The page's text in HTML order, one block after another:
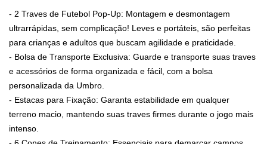
- 2 Traves de Futebol Pop-Up: Montagem e desmontagem
ultrarrápidas, sem complicação! Leves e portáteis, são perfeitas
para crianças e adultos que buscam agilidade e praticidade.
- Bolsa de Transporte Exclusiva: Guarde e transporte suas traves
e acessórios de forma organizada e fácil, com a bolsa
personalizada da Umbro.
- Estacas para Fixação: Garanta estabilidade em qualquer
terreno macio, mantendo suas traves firmes durante o jogo mais
intenso.